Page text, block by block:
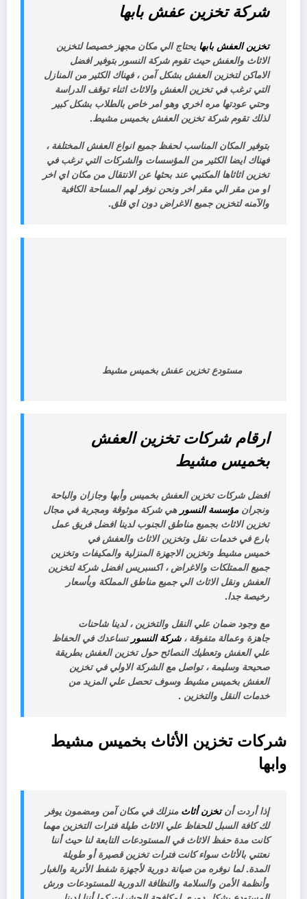
شركة تخزين عفش بابها
تخزين العفش بابها يحتاج الي مكان مجهز خصيصا لتخزين
الاثاث والعفش حيث تقوم شركة النسور بتوفير افضل
الاماكن لتخزين العفش بشكل آمن ، فهناك الكثير من المنازل
التي ترغب في تخزين العفش والاثاث اثناء توقف الدراسة
وحتي عودتها مره اخري وهو امر خاص بالطلاب بشكل كبير
لذلك تقوم شركة تخزين العفش بخميس مشيط.
بتوفير المكان المناسب لحفظ جميع انواع العفش المختلفة ،
فهناك ايضا الكثير من المؤسسات والشركات التي ترغب في
تخزين اثاثاها المكتبي عند بحثها عن الانتقال من مكان اي اخر
او من مقر الي مقر اخر ونحن نوفر لهم المساحة الكافية
والآمنه لتخزين جميع الاغراض دون اي قلق.
مستودع تخزين عفش بخميس مشيط
ارقام شركات تخزين العفش
بخميس مشيط
افضل شركات تخزين العفش بخميس وأبها وجازان والباحة
ونجران مؤسسة النسور هي شركة موثوقة ومجربة في مجال
تخزين الاثاث بجميع مناطق الجنوب لدينا افضل فريق عمل
بارع في خدمات نقل وتخزين الاثاث والعفش في
خميس مشيط وتخزين الاجهزة المنزلية والمكيفات وتخزين
جميع الممتلكات والاغراض ، اكسبريس افضل شركة لتخزين
العفش ونقل الاثاث الي جميع مناطق المملكة وبأسعار
رخيصة جدا.
مع وجود ضمان علي النقل والتخزين ، لدينا شاحنات
جاهزة وعمالة متفوقة ،شركة النسور تساعدك في الحفاظ
علي العفش وتعطيك النصائح حول تخزين العفش بطريقة
صحيحة وسليمة ، تواصل مع الشركة الاولي في تخزين
العفش بخميس مشيط وسوف تحصل علي المزيد من
خدمات النقل والتخزين .
شركات تخزين الأثاث بخميس مشيط
وابها
إذا أردت أنتخزن أثاث منزلك في مكان آمن ومضمون يوفر
لك كافة السبل للحفاظ علي الاثاث طيلة فترات التخزين مهما
كانت مدة حفظ الاثاث في المستودعات التابعة لنا حيث أننا
نعتني بالأثاث سواء كانت فترات تخزين قصيرة أو طويلة
المدة. لما نوفره من صيانة دورية لأجهزة شفط الأتربة والغبار
وأنظمة الأمن والسلامة والنظافة الدورية للمستودعات ورش